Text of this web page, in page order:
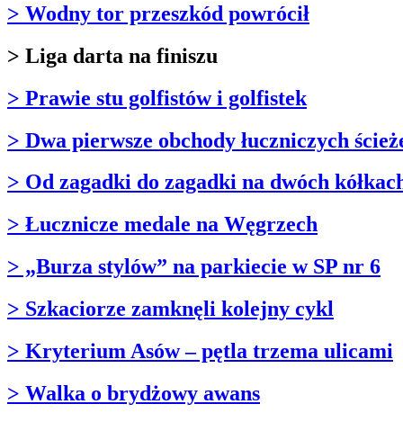
> Wodny tor przeszkód powrócił
> Liga darta na finiszu
> Prawie stu golfistów i golfistek
> Dwa pierwsze obchody łuczniczych
> Od zagadki do zagadki na dwóch
> Łucznicze medale na Węgrzech
> „Burza stylów” na parkiecie w SP nr 6
> Szkaciorze zamknęli kolejny cykl
> Kryterium Asów – pętla trzema ulicami
> Walka o brydżowy awans